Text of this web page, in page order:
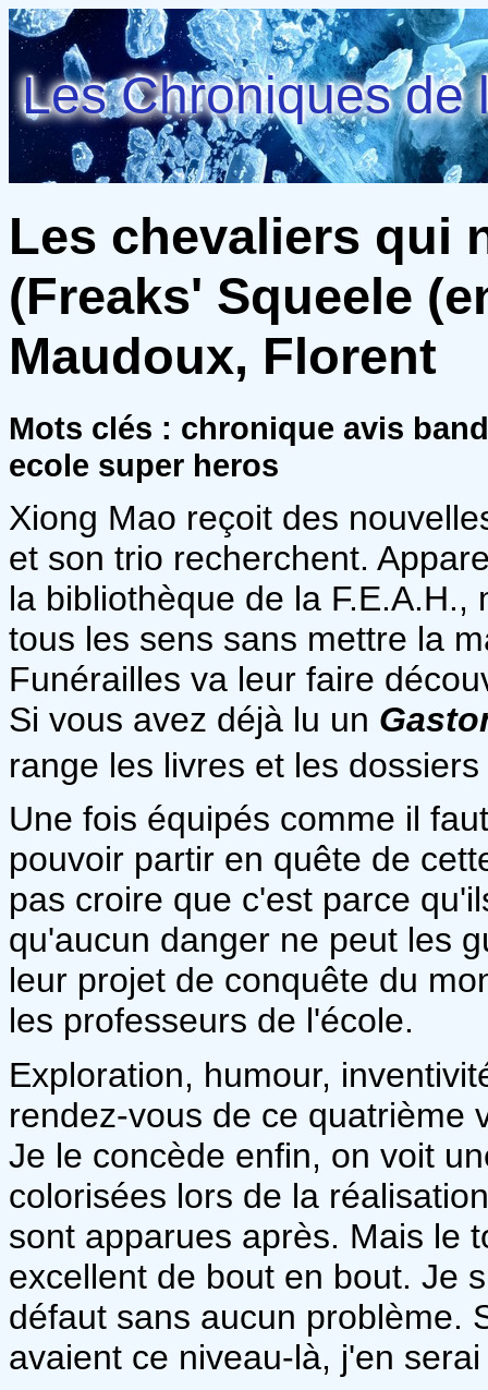
Les Chroniques de
Les chevaliers qui
(Freaks' Squeele
Maudoux, Florent
Mots clés : chronique avis
ecole super heros
Xiong Mao reçoit des
et son trio recherchent.
la bibliothèque de la
tous les sens sans mettre la
Funérailles va leur faire
Si vous avez déjà lu un
range les livres et les
Une fois équipés comme il
pouvoir partir en quête de
pas croire que c'est parce
qu'aucun danger ne peut les
leur projet de conquête du
les professeurs de l'école.
Exploration, humour,
rendez-vous de ce quatrième
Je le concède enfin, on voit
colorisées lors de la
sont apparues après. Mais le
excellent de bout en bout. Je
défaut sans aucun problème.
avaient ce niveau-là, j'en